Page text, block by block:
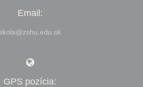
Email:
GPS pozícia: